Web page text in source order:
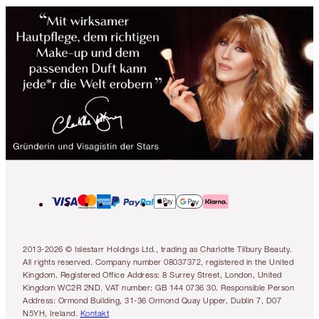
2013-2026 © Islestarr Holdings Ltd., trading as Charlotte Tilbury Beauty.
All rights reserved. Company number 08037372, registered in the United
Kingdom. Registered Office Address: 8 Surrey Street, London, United
Kingdom WC2R 2ND. VAT number: GB 144 0736 30. Responsible Person
Address: Ormond Building, 31-36 Ormond Quay Upper, Dublin 7, D07
N5YH, Ireland. Kontakt